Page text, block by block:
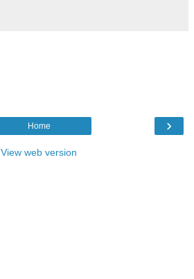
›
Home
View web version